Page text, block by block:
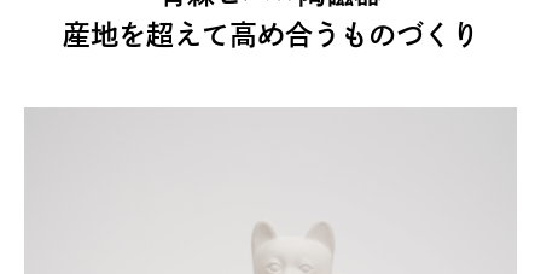
産地を超えて高め合うものづくり